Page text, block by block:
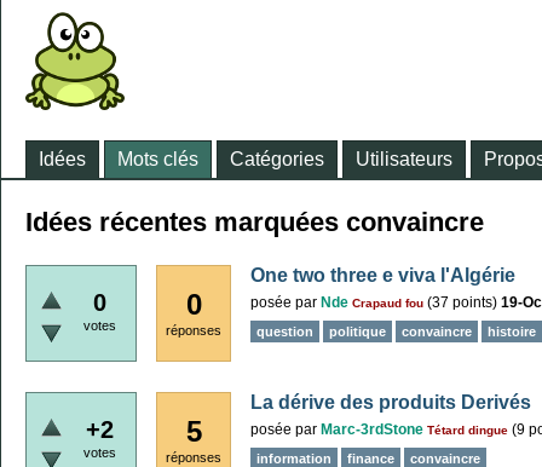
Idées Mots clés Catégories Utilisateurs
Idées récentes marquées convaincre
0
votes
0
réponses
One two three e viva l'Algérie
posée par Nde Crapaud fou (37 points) 19-
question politique convaincre histoire
+2
votes
5
réponses
La dérive des produits Derivés
posée par Marc-3rdStone Tétard dingue (9
information finance convaincre